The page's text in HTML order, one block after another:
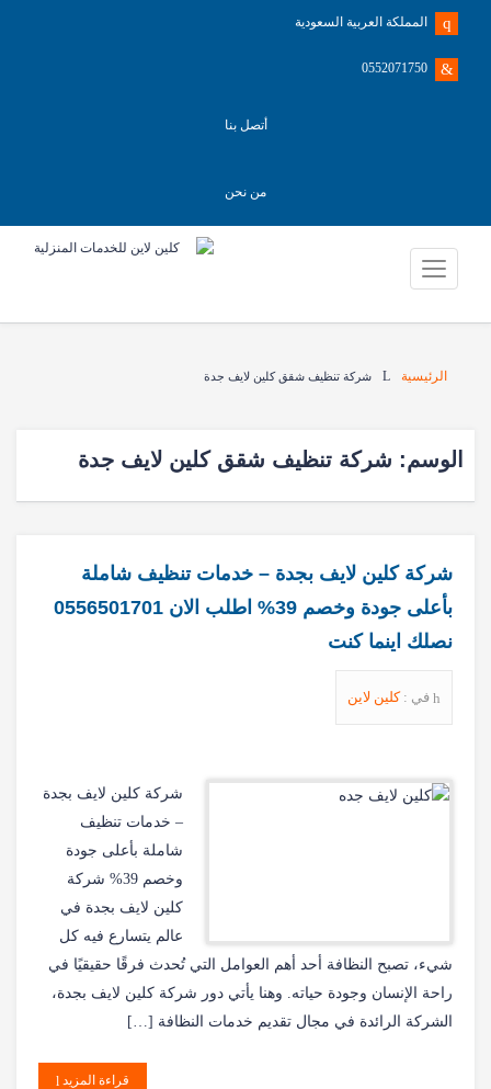
المملكة العربية السعودية
0552071750
أتصل بنا
من نحن
الرئيسية شركة تنظيف شقق كلين لايف جدة
الوسم: شركة تنظيف شقق كلين لايف جدة
شركة كلين لايف بجدة – خدمات تنظيف شاملة
بأعلى جودة وخصم 39% اطلب الان 0556501701
نصلك اينما كنت
في : كلين لاين
شركة كلين لايف بجدة
– خدمات تنظيف
شاملة بأعلى جودة
وخصم 39% شركة
كلين لايف بجدة في
عالم يتسارع فيه كل
شيء، تصبح النظافة أحد أهم العوامل التي تُحدث فرقًا حقيقيًا في
راحة الإنسان وجودة حياته. وهنا يأتي دور شركة كلين لايف بجدة،
الشركة الرائدة في مجال تقديم خدمات النظافة […]
قراءة المزيد